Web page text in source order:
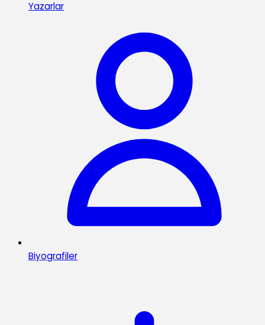
Yazarlar
Biyografiler